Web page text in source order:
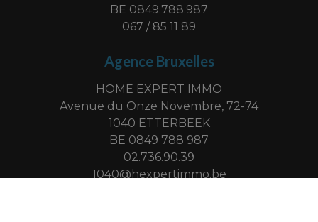
BE 0849.788.987
067 / 85 11 89
Agence Bruxelles
HOME EXPERT IMMO
Avenue du Onze Novembre, 72-74
1040 ETTERBEEK
BE 0849 788 987
02.736.90.39
1040@hexpertimmo.be